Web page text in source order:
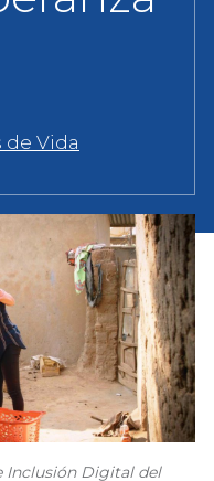
de Vida
Inclusión Digital del